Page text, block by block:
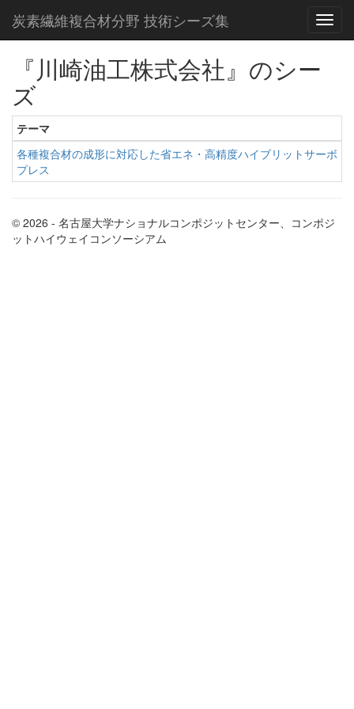
炭素繊維複合材分野 技術シーズ集
『川崎油工株式会社』のシー
ズ
テーマ
各種複合材の成形に対応した省エネ・高精度ハイブリットサーボ
プレス
© 2026 - 名古屋大学ナショナルコンポジットセンター、コンポジ
ットハイウェイコンソーシアム